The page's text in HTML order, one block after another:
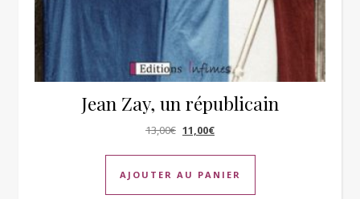
Jean Zay, un républicain
13,00€ Le prix initial était : 13,00€.
11,00€Le prix actuel est : 11,00€.
AJOUTER AU PANIER